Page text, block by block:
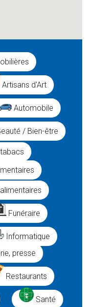
Artisans d'Art
Automobile
/ Bien-être
Funéraire
Informatique
presse
Restaurants
Santé